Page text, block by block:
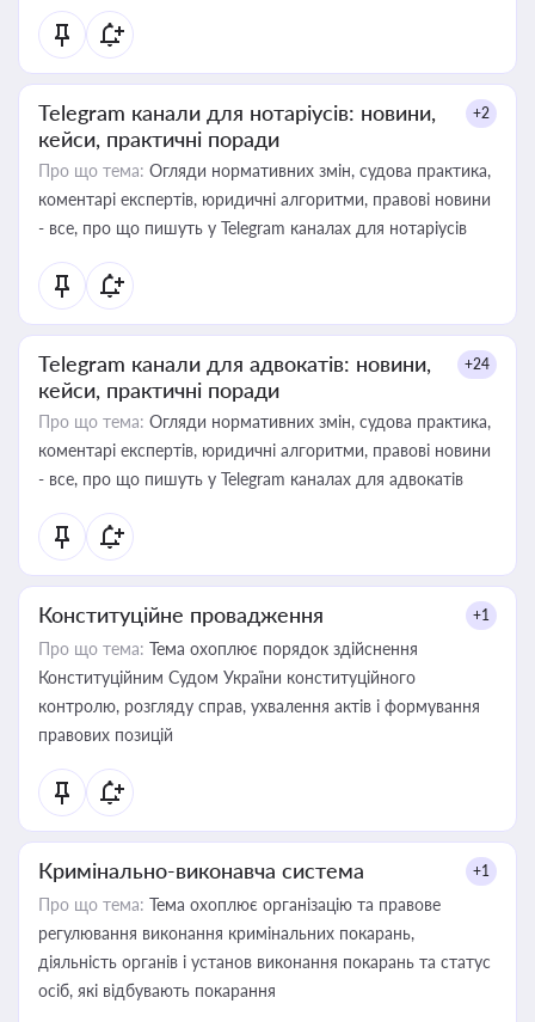
Telegram канали для нотаріусів: новини,
кейси, практичні поради
+2
Про що тема: Огляди нормативних змін, судова практика,
коментарі експертів, юридичні алгоритми, правові новини
- все, про що пишуть у Telegram каналах для нотаріусів
Telegram канали для адвокатів: новини,
кейси, практичні поради
+24
Про що тема: Огляди нормативних змін, судова практика,
коментарі експертів, юридичні алгоритми, правові новини
- все, про що пишуть у Telegram каналах для адвокатів
Конституційне провадження +1
Про що тема: Тема охоплює порядок здійснення
Конституційним Судом України конституційного
контролю, розгляду справ, ухвалення актів і формування
правових позицій
Кримінально-виконавча система +1
Про що тема: Тема охоплює організацію та правове
регулювання виконання кримінальних покарань,
діяльність органів і установ виконання покарань та статус
осіб, які відбувають покарання